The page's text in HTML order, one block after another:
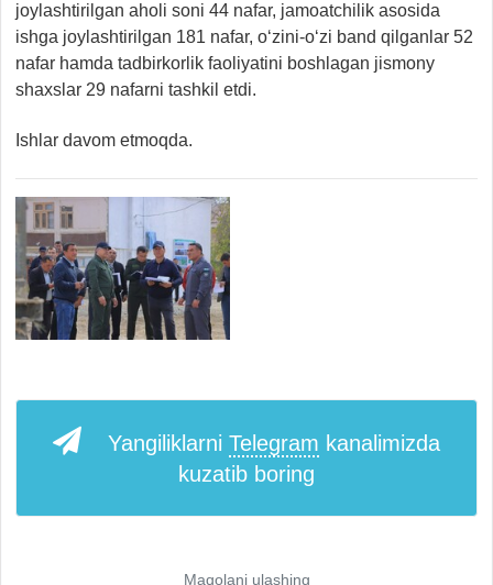
joylashtirilgan aholi soni 44 nafar, jamoatchilik asosida
ishga joylashtirilgan 181 nafar, o‘zini-o‘zi band qilganlar 52
nafar hamda tadbirkorlik faoliyatini boshlagan jismony
shaxslar 29 nafarni tashkil etdi.
Ishlar davom etmoqda.
Yangiliklarni Telegram kanalimizda
kuzatib boring
Maqolani ulashing